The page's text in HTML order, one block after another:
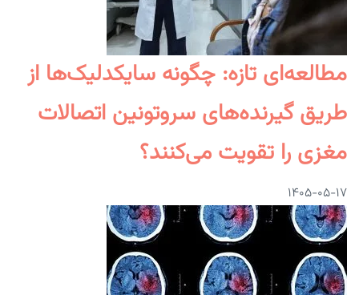
مطالعه‌ای تازه: چگونه سایکدلیک‌ها از
طریق گیرنده‌های سروتونین اتصالات
مغزی را تقویت می‌کنند؟
۱۴۰۵-۰۵-۱۷